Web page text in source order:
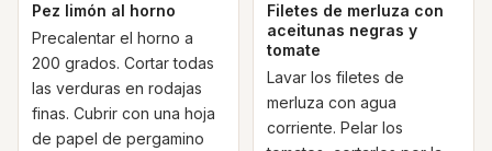
Pez limón al horno
Precalentar el horno a
200 grados. Cortar todas
las verduras en rodajas
finas. Cubrir con una hoja
de papel de pergamino
Filetes de merluza con
aceitunas negras y
tomate
Lavar los filetes de
merluza con agua
corriente. Pelar los